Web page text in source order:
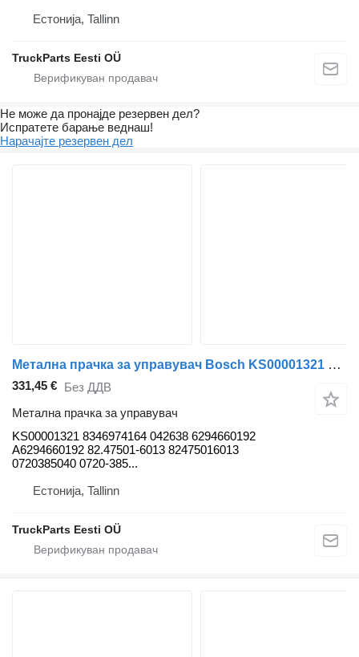
Естонија, Tallinn
TruckParts Eesti OÜ
Не може да пронајде резервен дел?
Испратете барање веднаш!
Нарачајте резервен дел
Метална прачка за управувач Bosch KS00001321 за автобус Solaris Urbino, Alpino, Vacanza (1999)
331,45 € Без ДДВ
Метална прачка за управувач
KS00001321 8346974164 042638 6294660192
A6294660192 82.47501-6013 82475016013
0720385040 0720-385...
Естонија, Tallinn
TruckParts Eesti OÜ